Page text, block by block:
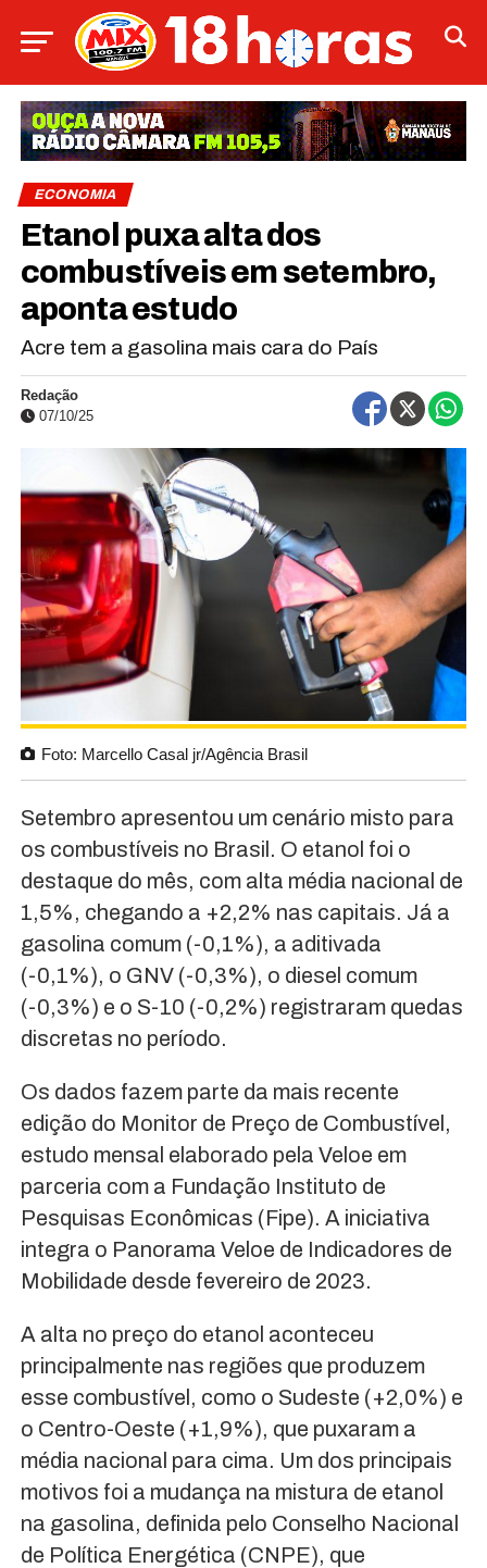
ECONOMIA
Etanol puxa alta dos
combustíveis em setembro,
aponta estudo
Acre tem a gasolina mais cara do País
Redação
07/10/25
Foto: Marcello Casal jr/Agência Brasil
Setembro apresentou um cenário misto para
os combustíveis no Brasil. O etanol foi o
destaque do mês, com alta média nacional de
1,5%, chegando a +2,2% nas capitais. Já a
gasolina comum (-0,1%), a aditivada
(-0,1%), o GNV (-0,3%), o diesel comum
(-0,3%) e o S-10 (-0,2%) registraram quedas
discretas no período.
Os dados fazem parte da mais recente
edição do Monitor de Preço de Combustível,
estudo mensal elaborado pela Veloe em
parceria com a Fundação Instituto de
Pesquisas Econômicas (Fipe). A iniciativa
integra o Panorama Veloe de Indicadores de
Mobilidade desde fevereiro de 2023.
A alta no preço do etanol aconteceu
principalmente nas regiões que produzem
esse combustível, como o Sudeste (+2,0%) e
o Centro-Oeste (+1,9%), que puxaram a
média nacional para cima. Um dos principais
motivos foi a mudança na mistura de etanol
na gasolina, definida pelo Conselho Nacional
de Política Energética (CNPE), que